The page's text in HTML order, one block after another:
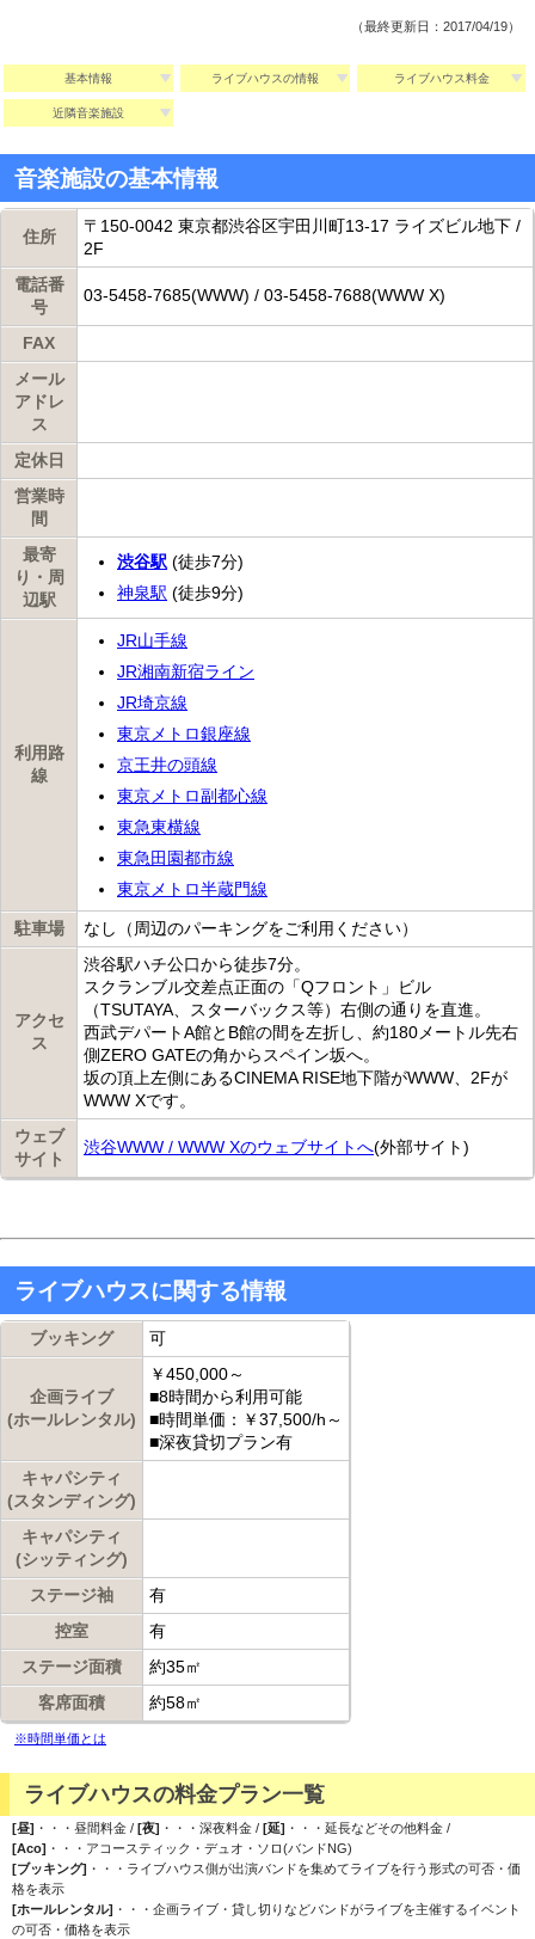
（最終更新日：2017/04/19）
基本情報 ライブハウスの情報 ライブハウス料金
近隣音楽施設
音楽施設の基本情報
住所
〒150-0042 東京都渋谷区宇田川町13-17 ライズビル地下 /
2F
電話番
号
03-5458-7685(WWW) / 03-5458-7688(WWW X)
FAX
メール
アドレ
ス
定休日
営業時
間
最寄
り・周
辺駅
渋谷駅 (徒歩7分)
神泉駅 (徒歩9分)
利用路
線
JR山手線
JR湘南新宿ライン
JR埼京線
東京メトロ銀座線
京王井の頭線
東京メトロ副都心線
東急東横線
東急田園都市線
東京メトロ半蔵門線
駐車場 なし（周辺のパーキングをご利用ください）
アクセ
ス
渋谷駅ハチ公口から徒歩7分。
スクランブル交差点正面の「Qフロント」ビル
（TSUTAYA、スターバックス等）右側の通りを直進。
西武デパートA館とB館の間を左折し、約180メートル先右
側ZERO GATEの角からスペイン坂へ。
坂の頂上左側にあるCINEMA RISE地下階がWWW、2Fが
WWW Xです。
ウェブ
サイト
渋谷WWW / WWW Xのウェブサイトへ(外部サイト)
ライブハウスに関する情報
ブッキング 可
企画ライブ
(ホールレンタル)
￥450,000～
■8時間から利用可能
■時間単価：￥37,500/h～
■深夜貸切プラン有
キャパシティ
(スタンディング)
キャパシティ
(シッティング)
ステージ袖
有
控室
有
ステージ面積
約35㎡
客席面積
約58㎡
※時間単価とは
ライブハウスの料金プラン一覧
[昼] ・・・昼間料金 / [夜] ・・・深夜料金 / [延] ・・・延長などその他料金 /
[Aco] ・・・アコースティック・デュオ・ソロ(バンドNG)
[ブッキング] ・・・ライブハウス側が出演バンドを集めてライブを行う形式の可否・価
格を表示
[ホールレンタル] ・・・企画ライブ・貸し切りなどバンドがライブを主催するイベント
の可否・価格を表示